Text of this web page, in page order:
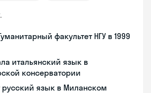
факультет НГУ в 1999
итальянский язык в
консерватории
русский язык в Миланском